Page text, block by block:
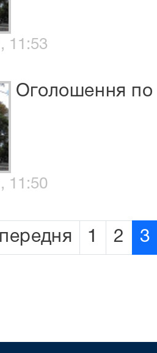
11:53
Оголошення
11:50
1 2 3